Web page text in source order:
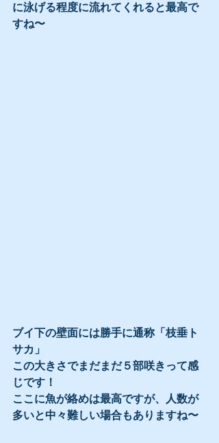
に泳げる程度に流れてくれると最高で
すね〜
ブイ下の壁面には勝手に通称「枝垂ト
サカ」
この大きさでまだまだ５部咲きって感
じです！
ここに魚が絡めは最高ですが、人数が
多いと中々難しい場合もありますね〜